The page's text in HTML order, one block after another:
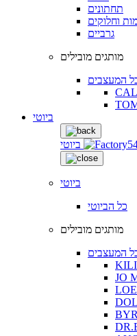
תחתונים
וחלוקים
גרביים
מותגים מובילים
המעצבים
ביוטי
ביוטי
ביוטי
כל הביוטי
מותגים מובילים
המעצבים
JO